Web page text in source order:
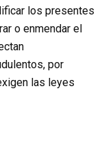
los presentes
o enmendar el
por
las leyes